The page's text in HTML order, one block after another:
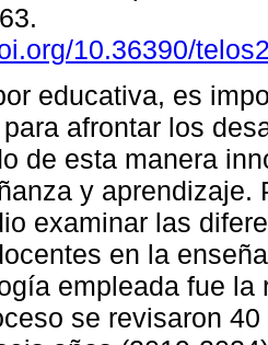
10.36390/
educativa, es
afrontar los
de esta manera
y aprendizaje.
examinar las
en la
empleada fue
se revisaron